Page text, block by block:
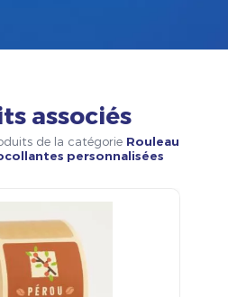
associés
de la catégorie Rouleau
personnalisées